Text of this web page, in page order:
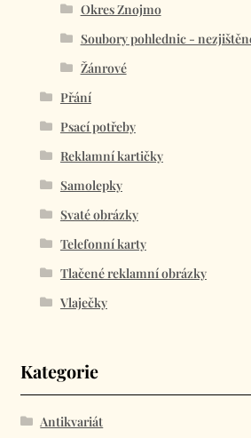
Okres Znojmo
Soubory pohlednic -
Žánrové
Přání
Psací potřeby
Reklamní kartičky
Samolepky
Svaté obrázky
Telefonní karty
Tlačené reklamní obrázky
Vlaječky
Kategorie
Antikvariát